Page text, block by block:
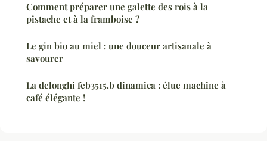
Comment préparer une galette des rois à la
pistache et à la framboise ?
Le gin bio au miel : une douceur artisanale à
savourer
La delonghi feb3515.b dinamica : élue machine à
café élégante !